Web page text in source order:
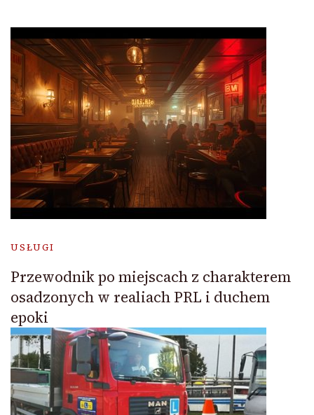
USŁUGI
Przewodnik po miejscach z charakterem
osadzonych w realiach PRL i duchem
epoki